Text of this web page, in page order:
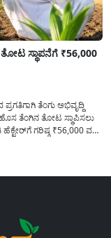
ಸ್ಥಾಪನೆಗೆ ₹56,000
ತೆಂಗು ಅಭಿವೃದ್ದಿ
ತೆಂಗಿನ ತೋಟ ಸ್ಥಾಪಿಸಲು
ಗರಿಷ್ಠ ₹56,000 ವರೆಗೆ